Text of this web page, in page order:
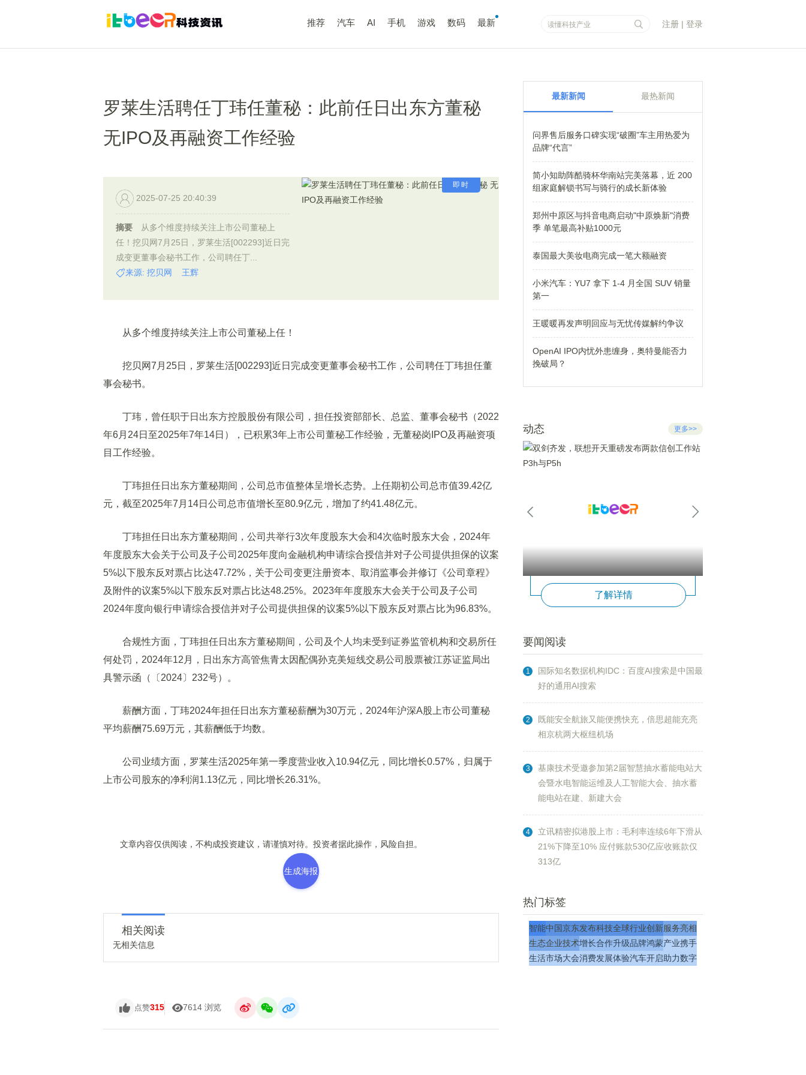
推荐 汽车 AI 手机 游戏 数码 最新 注册 | 登录
罗莱生活聘任丁玮任董秘：此前任日出东方董秘
无IPO及再融资工作经验
即时
2025-07-25 20:40:39
摘要
从多个维度持续关注上市公司董秘上
任！挖贝网7月25日，罗莱生活[002293]近日完
成变更董事会秘书工作，公司聘任丁...
来源: 挖贝网 王辉
从多个维度持续关注上市公司董秘上任！
挖贝网7月25日，罗莱生活[002293]近日完成变更董事会秘书工作，公司聘任丁玮担任董
事会秘书。
丁玮，曾任职于日出东方控股股份有限公司，担任投资部部长、总监、董事会秘书（2022
年6月24日至2025年7年14日），已积累3年上市公司董秘工作经验，无董秘岗IPO及再融资项
目工作经验。
丁玮担任日出东方董秘期间，公司总市值整体呈增长态势。上任期初公司总市值39.42亿
元，截至2025年7月14日公司总市值增长至80.9亿元，增加了约41.48亿元。
丁玮担任日出东方董秘期间，公司共举行3次年度股东大会和4次临时股东大会，2024年
年度股东大会关于公司及子公司2025年度向金融机构申请综合授信并对子公司提供担保的议案
5%以下股东反对票占比达47.72%，关于公司变更注册资本、取消监事会并修订《公司章程》
及附件的议案5%以下股东反对票占比达48.25%。2023年年度股东大会关于公司及子公司
2024年度向银行申请综合授信并对子公司提供担保的议案5%以下股东反对票占比为96.83%。
合规性方面，丁玮担任日出东方董秘期间，公司及个人均未受到证券监管机构和交易所任
何处罚，2024年12月，日出东方高管焦青太因配偶孙克美短线交易公司股票被江苏证监局出
具警示函（〔2024〕232号）。
薪酬方面，丁玮2024年担任日出东方董秘薪酬为30万元，2024年沪深A股上市公司董秘
平均薪酬75.69万元，其薪酬低于均数。
公司业绩方面，罗莱生活2025年第一季度营业收入10.94亿元，同比增长0.57%，归属于
上市公司股东的净利润1.13亿元，同比增长26.31%。
文章内容仅供阅读，不构成投资建议，请谨慎对待。投资者据此操作，风险自担。
生成海报
相关阅读
无相关信息
点赞315 7614 浏览
最新新闻 最热新闻
问界售后服务口碑实现“破圈”车主用热爱为
品牌“代言”
简小知助阵酷骑杯华南站完美落幕，近 200
组家庭解锁书写与骑行的成长新体验
郑州中原区与抖音电商启动"中原焕新"消费
季 单笔最高补贴1000元
泰国最大美妆电商完成一笔大额融资
小米汽车：YU7 拿下 1-4 月全国 SUV 销量
第一
王暖暖再发声明回应与无忧传媒解约争议
OpenAI IPO内忧外患缠身，奥特曼能否力
挽破局？
动态 更多>>
了解详情
要闻阅读
1
国际知名数据机构IDC：百度AI搜索是中国最
好的通用AI搜索
2
既能安全航旅又能便携快充，倍思超能充亮
相京杭两大枢纽机场
3
基康技术受邀参加第2届智慧抽水蓄能电站大
会暨水电智能运维及人工智能大会、抽水蓄
能电站在建、新建大会
4
立讯精密拟港股上市：毛利率连续6年下滑从
21%下降至10% 应付账款530亿应收账款仅
313亿
热门标签
智能中国京东发布科技全球行业创新服务亮相
生态企业技术增长合作升级品牌鸿蒙产业携手
生活市场大会消费发展体验汽车开启助力数字